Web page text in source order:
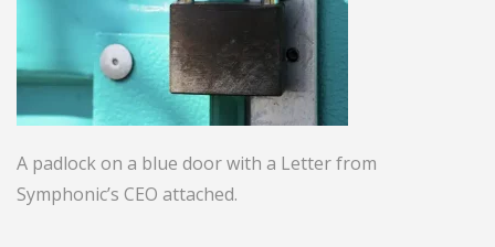
A padlock on a blue door with a Letter from
Symphonic’s CEO attached.